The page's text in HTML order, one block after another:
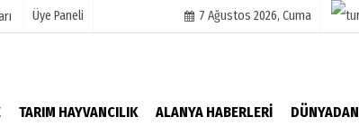
Üye Paneli 7 Ağustos 2026, Cuma
TARIM HAYVANCILIK ALANYA HABERLERİ DÜNYADAN
Köşe Yazarları